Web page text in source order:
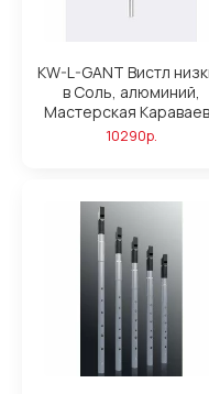
KW-L-GANT Вистл
в Соль, алюминий,
Мастерская
10290р.